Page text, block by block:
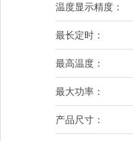
温度显示精度：
最长定时：
最高温度：
最大功率：
产品尺寸：